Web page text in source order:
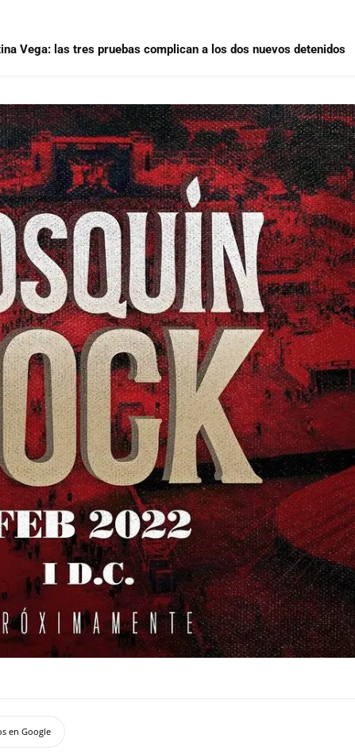
Vega: las tres pruebas complican a los dos nuevos detenidos
en Google